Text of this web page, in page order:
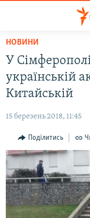
Перейти
основного
матеріалу
Перейти
до
основної
навігації
Перейти
до
пошуку
НОВИНИ
ВОДА.КРИМ
ВІДЕО ТА ФОТО
БЛОГИ
ПОГЛЯД
ІНТЕРВ'Ю
ВСЕ ЗА ДЕНЬ
СПЕЦПРОЕКТИ
ДЕПОРТАЦІЯ
ЯК ОБІЙТИ
НОВИНИ
У
українській
Китайській
15 березень 2018, 11:45
Поділитись